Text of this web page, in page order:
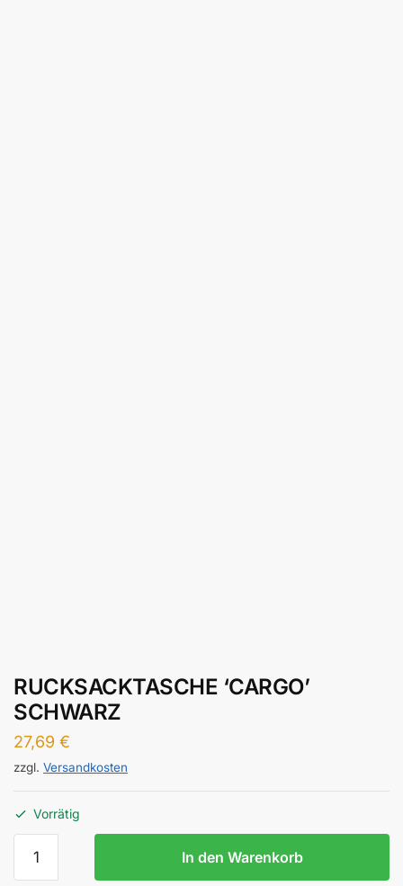
RUCKSACKTASCHE ‘CARGO’
SCHWARZ
27,69 €
zzgl. Versandkosten
Vorrätig
'CARGO'
In den Warenkorb